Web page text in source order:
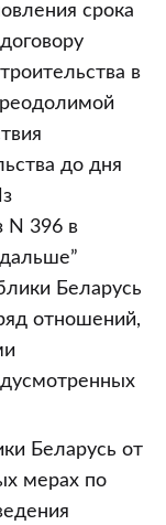
срока
в
до дня
N 396 в
Беларусь
отношений,
Беларусь от
мерах по